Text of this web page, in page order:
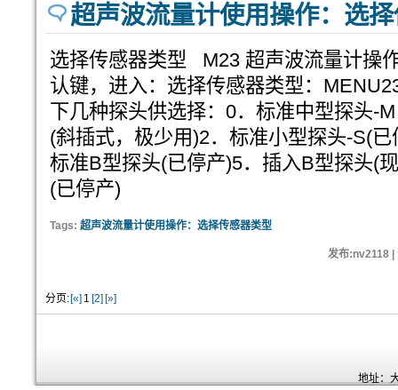
超声波流量计使用操作：选
选择传感器类型 M23 超声波流量计操
认键，进入：选择传感器类型：
下几种探头供选择：0．标准中型探头-
(斜插式，极少用)2．标准小型探头-S(
标准B型探头(已停产)5．插入B型探头(
(已停产)
Tags: 超声波流量计使用操作：选择传感器类型
发布:nv2118 |
分页: [«] 1 [2] [»]
地址：